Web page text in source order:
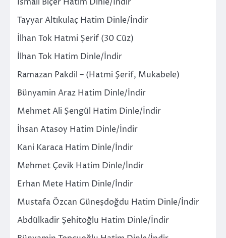
Tayyar Altıkulaç Hatim Dinle/İndir
İlhan Tok Hatmi Şerif (30 Cüz)
İlhan Tok Hatim Dinle/İndir
Ramazan Pakdil – (Hatmi Şerif, Mukabele)
Bünyamin Araz Hatim Dinle/İndir
Mehmet Ali Şengül Hatim Dinle/İndir
İhsan Atasoy Hatim Dinle/İndir
Kani Karaca Hatim Dinle/İndir
Mehmet Çevik Hatim Dinle/İndir
Erhan Mete Hatim Dinle/İndir
Mustafa Özcan Güneşdoğdu Hatim Dinle/İndir
Abdülkadir Şehitoğlu Hatim Dinle/İndir